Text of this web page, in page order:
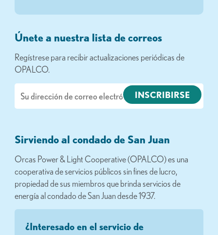
Únete a nuestra lista de correos
Regístrese para recibir actualizaciones periódicas de
OPALCO.
electrónico
Sirviendo al condado de San Juan
Orcas Power & Light Cooperative (OPALCO) es una
cooperativa de servicios públicos sin fines de lucro,
propiedad de sus miembros que brinda servicios de
energía al condado de San Juan desde 1937.
¿Interesado en el servicio de